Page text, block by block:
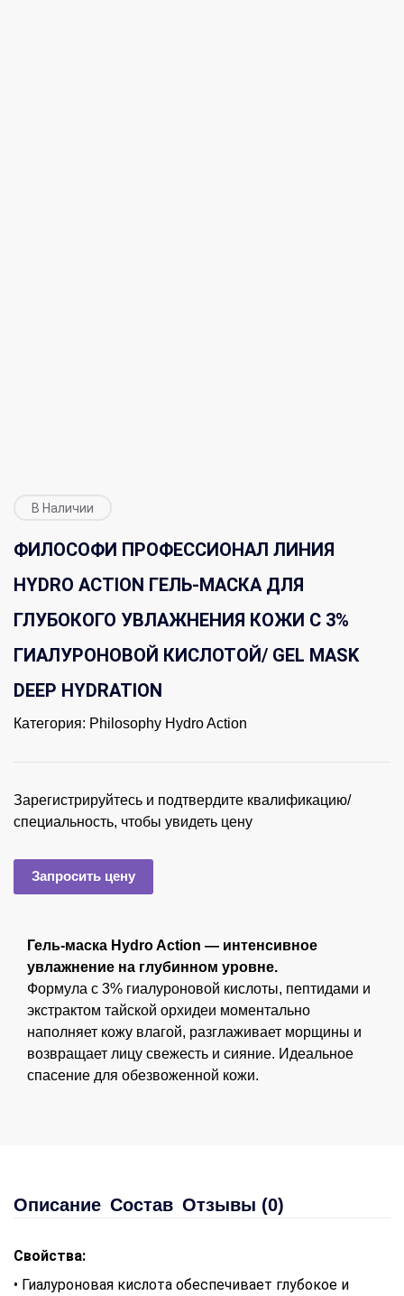
В Наличии
ФИЛОСОФИ ПРОФЕССИОНАЛ ЛИНИЯ
HYDRO ACTION ГЕЛЬ-МАСКА ДЛЯ
ГЛУБОКОГО УВЛАЖНЕНИЯ КОЖИ С 3%
ГИАЛУРОНОВОЙ КИСЛОТОЙ/ GEL MASK
DEEP HYDRATION
Категория: Philosophy Hydro Action
Зарегистрируйтесь и подтвердите квалификацию/
специальность, чтобы увидеть цену
Запросить цену
Гель-маска Hydro Action — интенсивное
увлажнение на глубинном уровне.
Формула с 3% гиалуроновой кислоты, пептидами и
экстрактом тайской орхидеи моментально
наполняет кожу влагой, разглаживает морщины и
возвращает лицу свежесть и сияние. Идеальное
спасение для обезвоженной кожи.
Описание Состав Отзывы (0)
Свойства:
• Гиалуроновая кислота обеспечивает глубокое и